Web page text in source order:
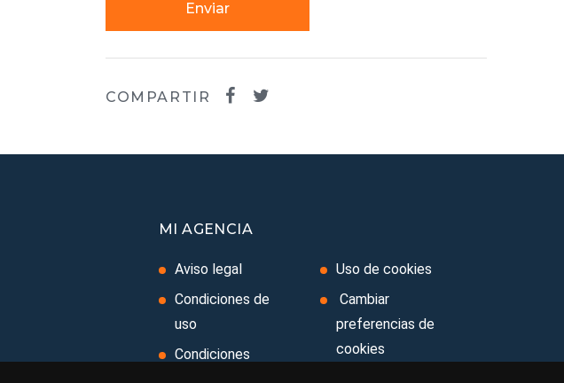
Enviar
COMPARTIR
MI AGENCIA
Aviso legal
Condiciones de
uso
Condiciones
Uso de cookies
Cambiar
preferencias de
cookies